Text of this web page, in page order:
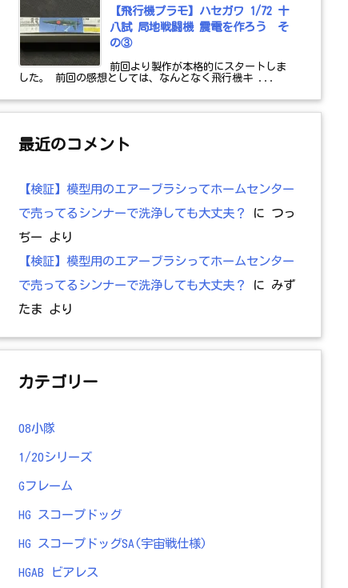
【飛行機プラモ】ハセガワ 1/72 十
八試 局地戦闘機 震電を作ろう そ
の③
前回より製作が本格的にスタートしま
した。 前回の感想としては、なんとなく飛行機キ ...
最近のコメント
【検証】模型用のエアーブラシってホームセンター
で売ってるシンナーで洗浄しても大丈夫？
に つっ
ぢー より
【検証】模型用のエアーブラシってホームセンター
で売ってるシンナーで洗浄しても大丈夫？
に みず
たま より
カテゴリー
08小隊
1/20シリーズ
Gフレーム
HG スコープドッグ
HG スコープドッグSA(宇宙戦仕様)
HGAB ビアレス